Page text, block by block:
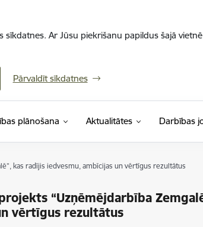
Ar Jūsu piekrišanu papildus šajā
Pārvaldīt sīkdatnes
plānošana Aktualitātes Darbības
kas radījis iedvesmu, ambīcijas un vērtīgus rezultātus
“Uzņēmējdarbība
vērtīgus rezultātus